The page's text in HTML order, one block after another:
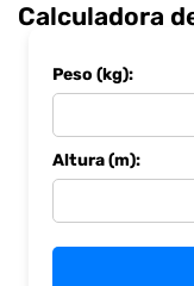
Calculadora
Peso (kg):
Altura (m):